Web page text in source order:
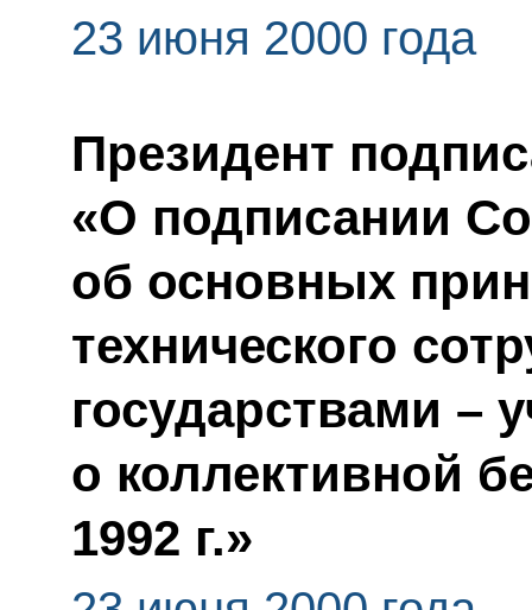
23 июня 2000 года
Президент
«О подписании
об основных
технического
государствами –
о коллективной
1992 г.»